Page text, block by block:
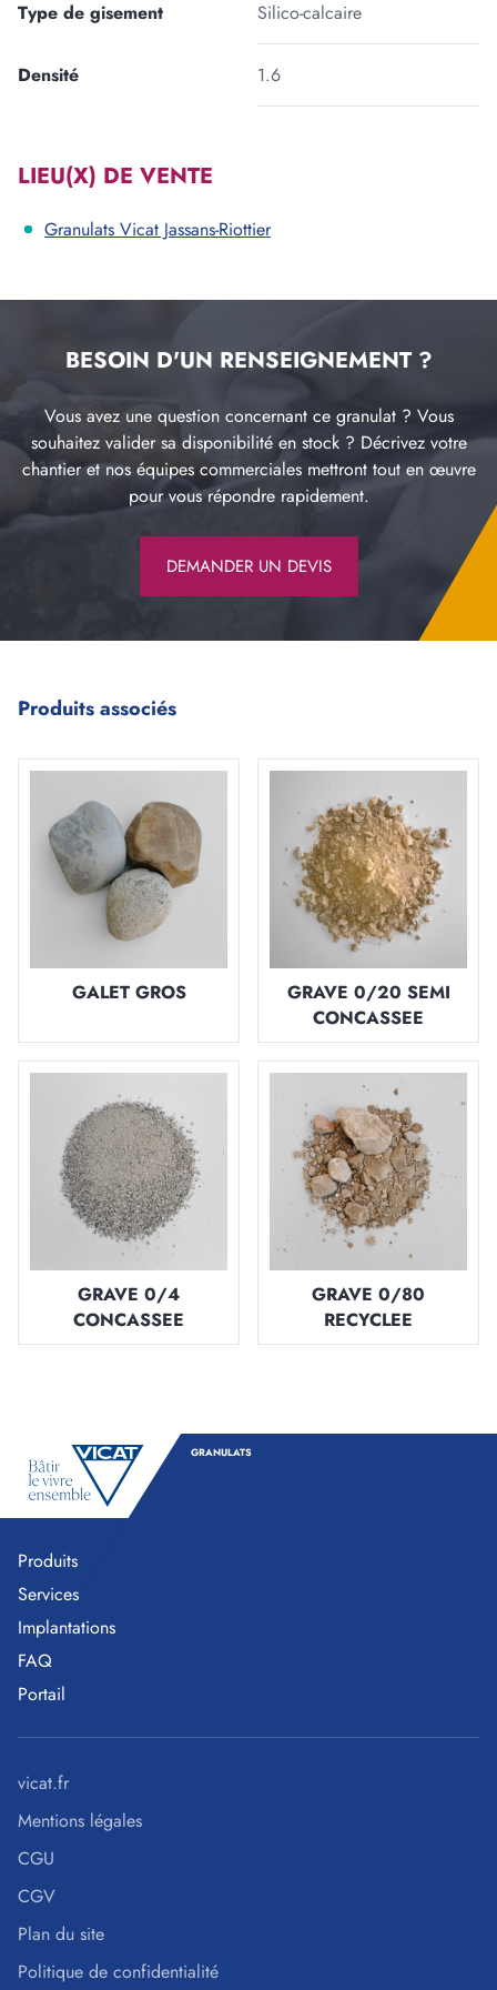
Type de gisement Silico-calcaire
Densité 1.6
LIEU(X) DE VENTE
Granulats Vicat Jassans-Riottier
BESOIN D'UN RENSEIGNEMENT ?
Vous avez une question concernant ce granulat ? Vous
souhaitez valider sa disponibilité en stock ? Décrivez votre
chantier et nos équipes commerciales mettront tout en œuvre
pour vous répondre rapidement.
DEMANDER UN DEVIS
Produits associés
GALET GROS
GRAVE 0/20 SEMI
CONCASSEE
GRAVE 0/4
CONCASSEE
GRAVE 0/80
RECYCLEE
GRANULATS
Produits
Services
Implantations
FAQ
Portail
vicat.fr
Mentions légales
CGU
CGV
Plan du site
Politique de confidentialité